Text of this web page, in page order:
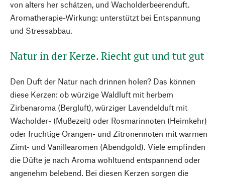
von alters her schätzen, und Wacholderbeerenduft.
Aromatherapie-Wirkung: unterstützt bei Entspannung
und Stressabbau.
Natur in der Kerze. Riecht gut und tut gut
Den Duft der Natur nach drinnen holen? Das können
diese Kerzen: ob würzige Waldluft mit herbem
Zirbenaroma (Bergluft), würziger Lavendelduft mit
Wacholder- (Mußezeit) oder Rosmarinnoten (Heimkehr)
oder fruchtige Orangen- und Zitronennoten mit warmen
Zimt- und Vanillearomen (Abendgold). Viele empfinden
die Düfte je nach Aroma wohltuend entspannend oder
angenehm belebend. Bei diesen Kerzen sorgen die